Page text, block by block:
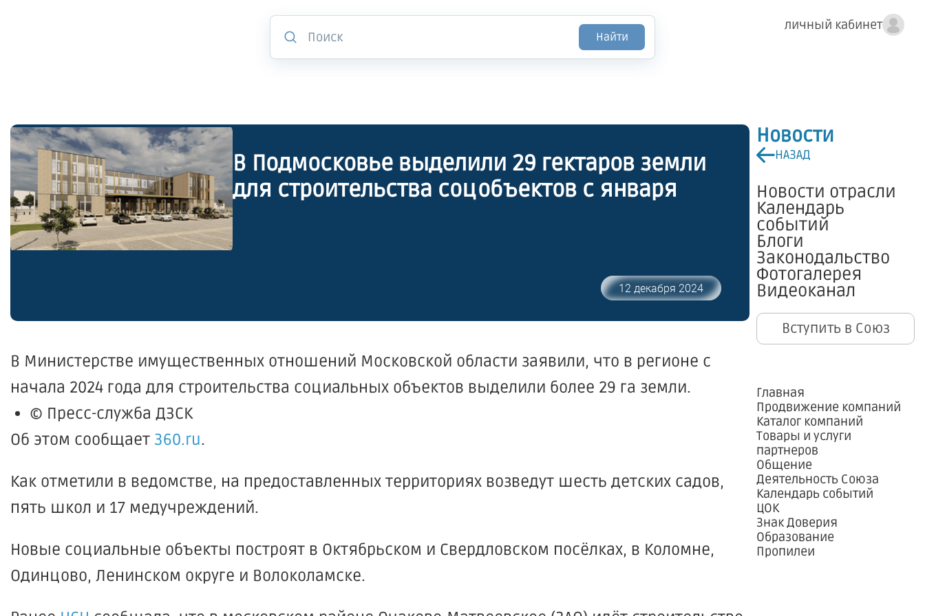
личный кабинет
Найти
Новости
НАЗАД
Новости отрасли
Календарь
событий
Блоги
Законодальство
Фотогалерея
Видеоканал
Вступить в Союз
Главная
Продвижение компаний
Каталог компаний
Товары и услуги
партнеров
Общение
Деятельность Союза
Календарь событий
ЦОК
Знак Доверия
Образование
Пропилеи
В Подмосковье выделили 29 гектаров земли
для строительства соцобъектов с января
12 декабря 2024
В Министерстве имущественных отношений Московской области заявили, что в регионе с
начала 2024 года для строительства социальных объектов выделили более 29 га земли.
© Пресс-служба ДЗСК
Об этом сообщает 360.ru.
Как отметили в ведомстве, на предоставленных территориях возведут шесть детских садов,
пять школ и 17 медучреждений.
Новые социальные объекты построят в Октябрьском и Свердловском посёлках, в Коломне,
Одинцово, Ленинском округе и Волоколамске.